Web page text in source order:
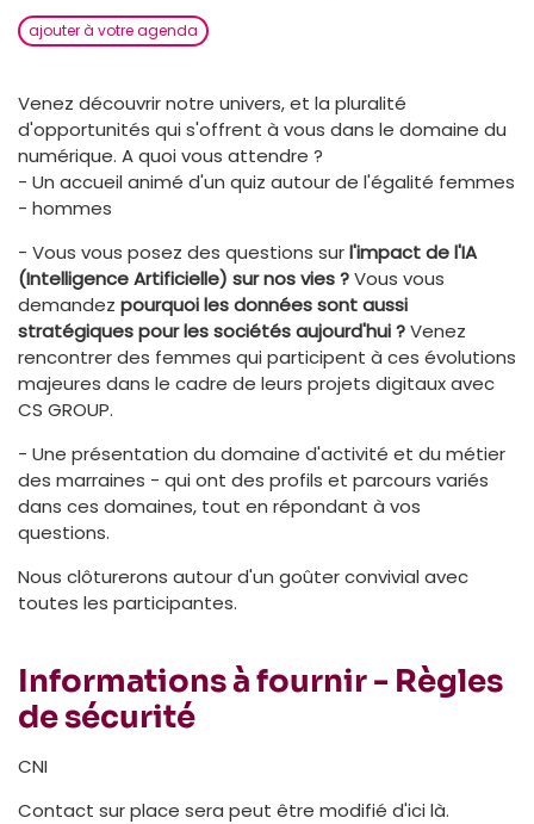
ajouter à votre agenda
Venez découvrir notre univers, et la pluralité
d'opportunités qui s'offrent à vous dans le domaine du
numérique. A quoi vous attendre ?
- Un accueil animé d'un quiz autour de l'égalité femmes
- hommes
- Vous vous posez des questions surl'impact de l'IA
(Intelligence Artificielle) sur nos vies ?Vous vous
demandez pourquoi les données sont aussi
stratégiques pour les sociétés aujourd'hui ?Venez
rencontrer des femmes qui participent à ces évolutions
majeures dans le cadre de leurs projets digitaux avec
CS GROUP.
- Une présentation du domaine d'activité et du métier
des marraines - qui ont des profils et parcours variés
dans ces domaines, tout en répondant à vos
questions.
Nous clôturerons autour d'un goûter convivial avec
toutes les participantes.
Informations à fournir - Règles
de sécurité
CNI
Contact sur place sera peut être modifié d'ici là.